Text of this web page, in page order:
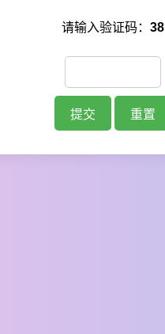
请输入验证码： 38
提交 重置